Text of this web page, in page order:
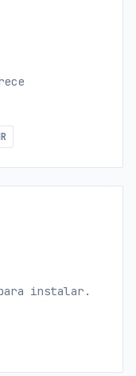
para instalar.